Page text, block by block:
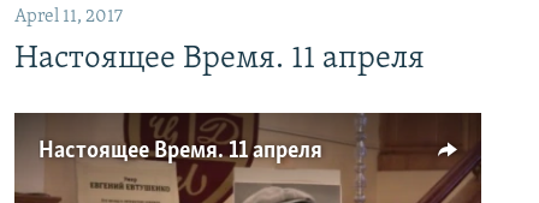
Aprel 11, 2017
Настоящее Время. 11 апреля
Настоящее Время. 11 апреля